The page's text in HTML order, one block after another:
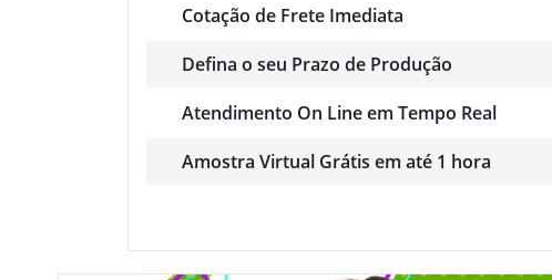
Cotação de Frete Imediata
Defina o seu Prazo de Produção
Atendimento On Line em Tempo Real
Amostra Virtual Grátis em até 1 hora